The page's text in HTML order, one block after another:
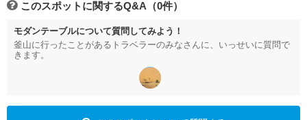
このスポットに関するQ&A（0件）
モダンテーブルについて質問してみよう！
釜山に行ったことがあるトラベラーのみなさんに、いっせいに質問で
きます。